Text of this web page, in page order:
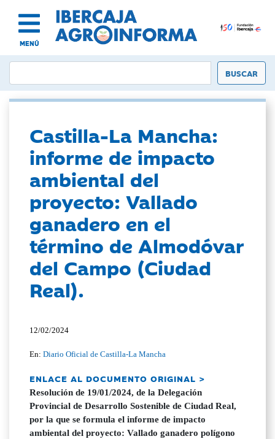
MENÚ
Castilla-La Mancha:
informe de impacto
ambiental del
proyecto: Vallado
ganadero en el
término de Almodóvar
del Campo (Ciudad
Real).
12/02/2024
En:Diario Oficial de Castilla-La Mancha
ENLACE AL DOCUMENTO ORIGINAL >
Resolución de 19/01/2024, de la Delegación
Provincial de Desarrollo Sostenible de Ciudad Real,
por la que se formula el informe de impacto
ambiental del proyecto: Vallado ganadero polígono